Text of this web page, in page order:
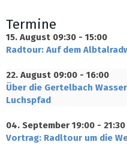
Termine
15. August 09:30 - 15:00
Radtour: Auf dem
22. August 09:00 - 16:00
Über die Gertelbach
Luchspfad
04. September 19:00 - 21:30
Vortrag: Radltour um die